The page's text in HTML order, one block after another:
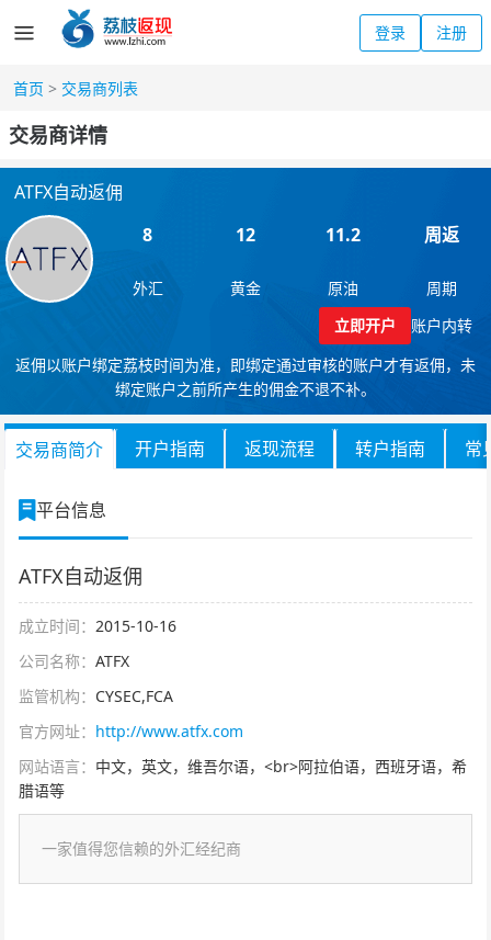
登录 注册
首页 > 交易商列表
交易商详情
ATFX自动返佣
8
外汇
12
黄金
11.2
原油
周返
周期
立即开户
账户内转
返佣以账户绑定荔枝时间为准，即绑定通过审核的账户才有返佣，未
绑定账户之前所产生的佣金不退不补。
交易商简介 开户指南 返现流程 转户指南 常
平台信息
ATFX自动返佣
成立时间： 2015-10-16
公司名称： ATFX
监管机构： CYSEC,FCA
官方网址： http://www.atfx.com
网站语言： 中文，英文，维吾尔语，<br>阿拉伯语，西班牙语，希
腊语等
一家值得您信赖的外汇经纪商